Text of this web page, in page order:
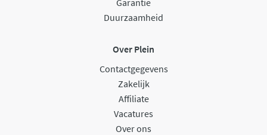
Garantie
Duurzaamheid
Over Plein
Contactgegevens
Zakelijk
Affiliate
Vacatures
Over ons